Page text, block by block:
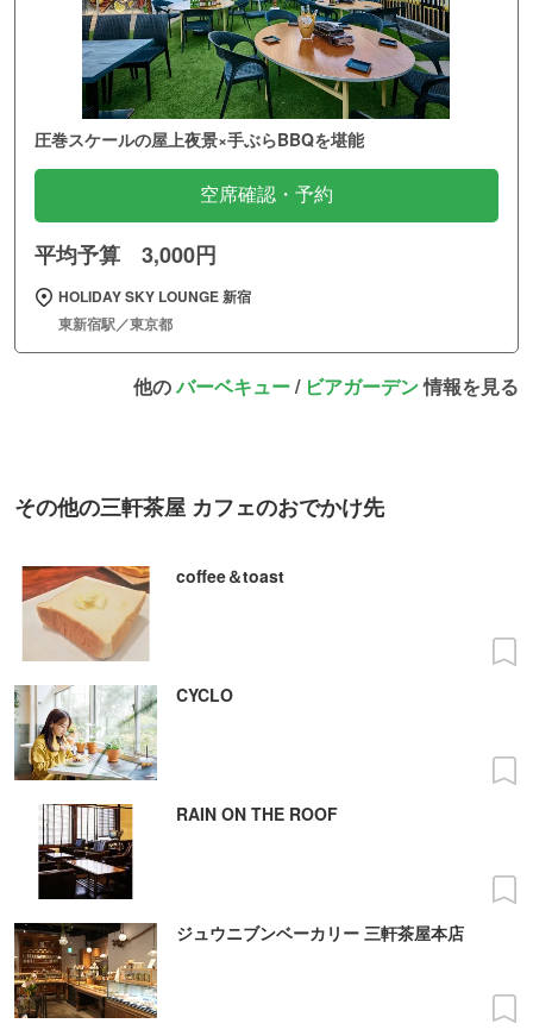
圧巻スケールの屋上夜景×手ぶらBBQを堪能
空席確認・予約
平均予算 3,000円
HOLIDAY SKY LOUNGE 新宿
東新宿駅／東京都
他のバーベキュー/ ビアガーデン情報を見る
その他の三軒茶屋 カフェのおでかけ先
coffee＆toast
CYCLO
RAIN ON THE ROOF
ジュウニブンベーカリー 三軒茶屋本店